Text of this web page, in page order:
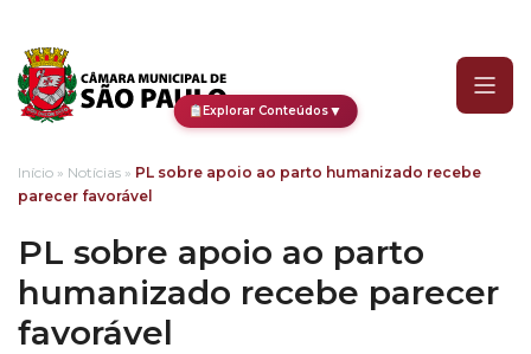
Explorar Conteúdos▼
Início » Notícias » PL sobre apoio ao parto humanizado recebe
parecer favorável
PL sobre apoio ao parto
humanizado recebe parecer
favorável